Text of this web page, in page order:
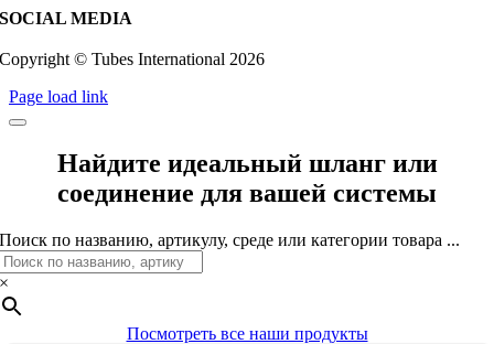
SOCIAL MEDIA
Copyright © Tubes International 2026
Page load link
Найдите идеальный шланг или
соединение для вашей системы
Поиск по названию, артикулу, среде или категории товара ...
×
Посмотреть все наши продукты